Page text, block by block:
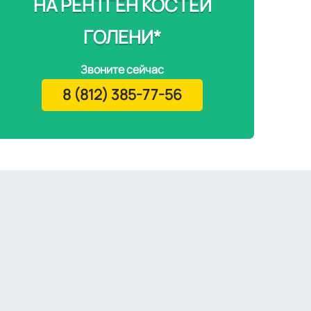
ГОЛЕНИ*
Звоните сейчас
8 (812) 385-77-56